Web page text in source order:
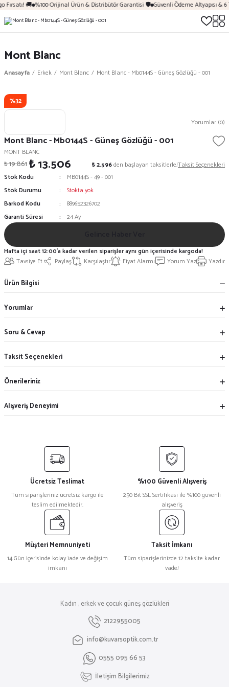
Fırsatı! 🚚 %100 Orijinal Ürün & Distribütör Garantisi 🛡️ Güvenli Ödeme Altyapısı &
Mont Blanc
Anasayfa Erkek Mont Blanc Mont Blanc - Mb0144S - Güneş Gözlüğü - 001
%32
Yorumlar (0)
Mont Blanc - Mb0144S - Güneş Gözlüğü - 001
MONT BLANC
₺ 19.861₺ 13.506 ₺ 2.596den başlayan taksitlerle!Taksit Seçenekleri
Stok Kodu
MB0144S - 49 - 001
Stok Durumu
Stokta yok
Barkod Kodu
889652326702
Garanti Süresi
24 Ay
Tavsiye Et Paylaş Karşılaştır Fiyat Alarmı Yorum Yaz Yazdır
Hafta içi saat 12:00'a kadar verilen siparişler aynı gün içerisinde kargoda!
Ürün Bilgisi
Yorumlar
Soru & Cevap
Taksit Seçenekleri
Önerileriniz
Alışveriş Deneyimi
Ücretsiz Teslimat
Tüm siparişleriniz ücretsiz kargo ile
teslim edilmektedir.
%100 Güvenli Alışveriş
250 Bit SSL Sertifikası ile %100 güvenli
alışveriş
Müşteri Memnuniyeti
14 Gün içerisinde kolay iade ve değişim
imkanı
Taksit İmkanı
Tüm siparişlerinizde 12 taksite kadar
vade!
Kadın , erkek ve çocuk güneş gözlükleri
2122955005
info@kuvarsoptik.com.tr
0555 095 66 53
İletişim Bilgilerimiz